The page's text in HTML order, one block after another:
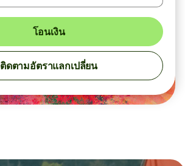
โอนเงิน
ติดตามอัตราแลกเปลี่ยน